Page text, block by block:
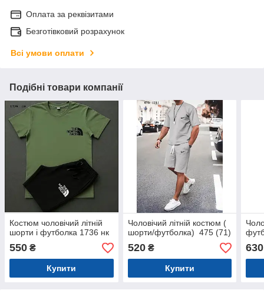
Оплата за реквізитами
Безготівковий розрахунок
Всі умови оплати
Подібні товари компанії
Костюм чоловічий літній
шорти і футболка 1736 нк
550 ₴
Купити
Чоловічий літній костюм (
шорти/футболка) 475 (71)
520₴
Купити
630